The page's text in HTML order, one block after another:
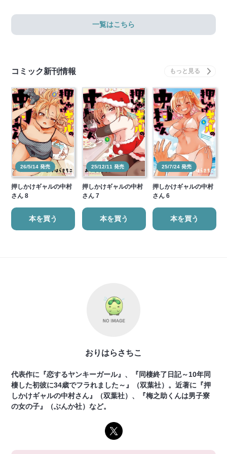
一覧はこちら
コミック新刊情報
26/5/14 発売
押しかけギャルの中村
さん 8
本を買う
25/12/11 発売
押しかけギャルの中村
さん 7
本を買う
25/7/24 発売
押しかけギャルの中村
さん 6
本を買う
おりはらさちこ
代表作に『恋するヤンキーガール』、『同棲終了日記～10年同
棲した初彼に34歳でフラれました～』（双葉社）。近著に『押
しかけギャルの中村さん』（双葉社）、『梅之助くんは男子寮
の女の子』（ぶんか社）など。